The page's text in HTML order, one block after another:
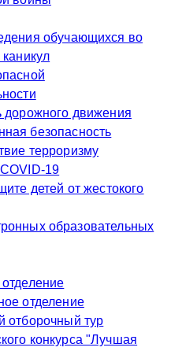
обучающихся во
дорожного движения
безопасность
терроризму
19
детей от жестокого
образовательных
отделение
отборочный тур
конкурса "Лучшая